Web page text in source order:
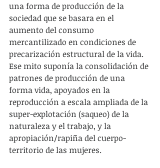
una forma de producción de la
sociedad que se basara en el
aumento del consumo
mercantilizado en condiciones de
precarización estructural de la vida.
Ese mito suponía la consolidación de
patrones de producción de una
forma vida, apoyados en la
reproducción a escala ampliada de la
super-explotación (saqueo) de la
naturaleza y el trabajo, y la
apropiación/rapiña del cuerpo-
territorio de las mujeres.